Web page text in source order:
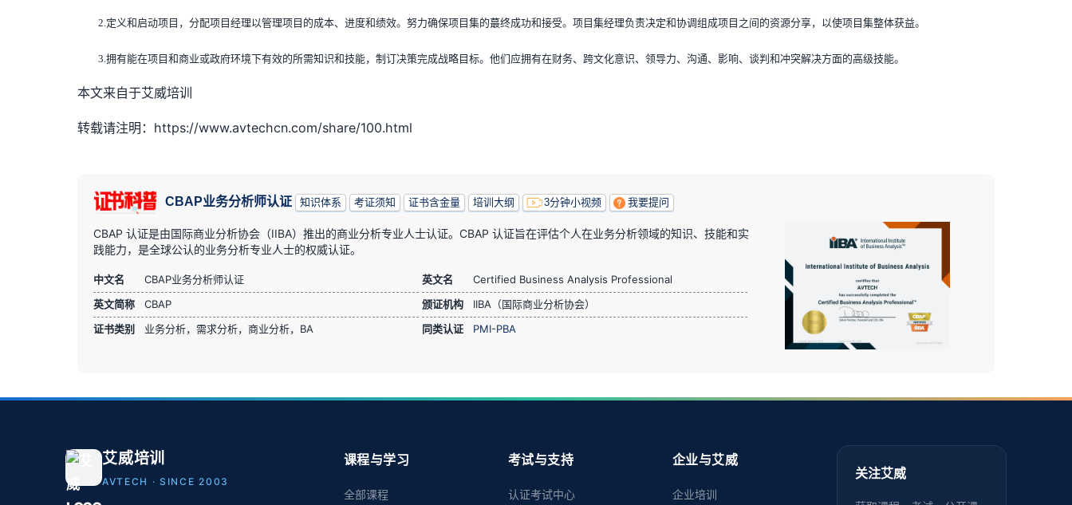
2.定义和启动项目，分配项目经理以管理项目的成本、进度和绩效。努力确保项目集的蕞终成功和接受。项目集经理负责决定和协调组成项目之间的资源分享，以使项目集整体获益。
3.拥有能在项目和商业或政府环境下有效的所需知识和技能，制订决策完成战略目标。他们应拥有在财务、跨文化意识、领导力、沟通、影响、谈判和冲突解决方面的高级技能。
本文来自于艾威培训
转载请注明：https://www.avtechcn.com/share/100.html
CBAP业务分析师认证 知识体系 考证须知 证书含金量 培训大纲 3分钟小视频 我要提问
CBAP 认证是由国际商业分析协会（IIBA）推出的商业分析专业人士认证。CBAP 认证旨在评估个人在业务分析领域的知识、技能和实
践能力，是全球公认的业务分析专业人士的权威认证。
中文名 CBAP业务分析师认证 英文名
Certified Business Analysis Professional
英文简称
CBAP 颁证机构
IIBA（国际商业分析协会）
证书类别
业务分析，需求分析，商业分析，BA 同类认证 PMI-PBA
艾威培训
AVTECH · SINCE 2003
课程与学习
全部课程
考试与支持
认证考试中心
企业与艾威
企业培训
关注艾威